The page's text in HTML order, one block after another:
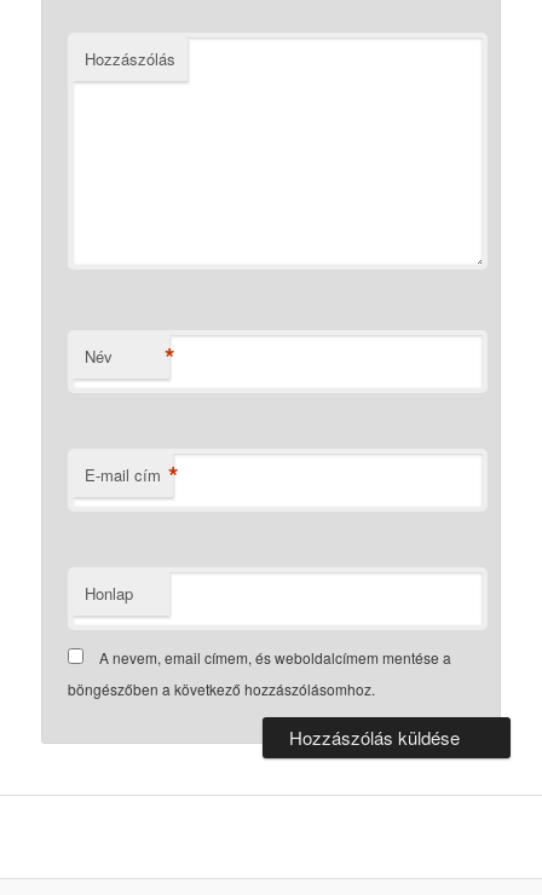
Hozzászólás
Név *
E-mail cím *
Honlap
A nevem, email címem, és weboldalcímem mentése a
böngészőben a következő hozzászólásomhoz.